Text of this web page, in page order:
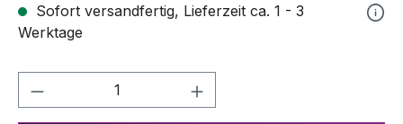
Sofort versandfertig, Lieferzeit ca. 1 - 3
Werktage
Produkt Anzahl: Gib den